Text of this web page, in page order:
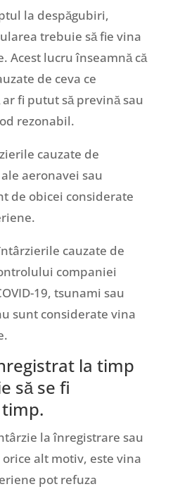
la despăgubiri,
trebuie să fie vina
Acest lucru înseamnă că
de ceva ce
fi putut să prevină sau
rezonabil.
cauzate de
aeronavei sau
de obicei considerate
cauzate de
companiei
19, tsunami sau
sunt considerate vina
la timp
să se fi
la înregistrare sau
alt motiv, este vina
pot refuza